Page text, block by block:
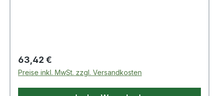
Regulärer Preis:
63,42 €
Preise inkl. MwSt. zzgl. Versandkosten